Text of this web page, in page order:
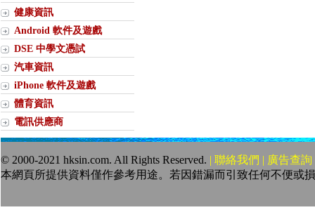
健康資訊
Android 軟件及遊戲
DSE 中學文憑試
汽車資訊
iPhone 軟件及遊戲
體育資訊
電訊供應商
© 2000-2021 hksin.com. All Rights Reserved. | 聯絡我們 | 廣告查詢
本網頁所提供資料僅作參考用途。若因錯漏而引致任何不便或